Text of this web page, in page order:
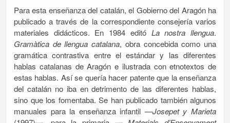
Para esta enseñanza del catalán, el Gobierno del Aragón ha
publicado a través de la correspondiente consejería varios
materiales didácticos. En 1984 editó La nostra llengua.
Gramàtica de llengua catalana, obra concebida como una
gramática contrastiva entre el estándar y las diferentes
hablas catalanas de Aragón e ilustrada con etnotextos de
estas hablas. Así se quería hacer patente que la enseñanza
del catalán no iba en detrimento de las diferentes hablas,
sino que los fomentaba. Se han publicado también algunos
manuales para la enseñanza infantil —Josepet y Marieta